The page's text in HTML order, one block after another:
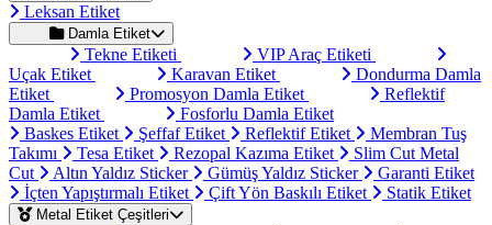
Leksan Etiket
Damla Etiket
Tekne Etiketi
VIP Araç Etiketi
Uçak Etiket
Karavan Etiket
Dondurma Damla
Etiket
Promosyon Damla Etiket
Reflektif
Damla Etiket
Fosforlu Damla Etiket
Baskes Etiket
Şeffaf Etiket Reflektif Etiket
Membran Tuş
Takımı
Tesa Etiket Rezopal Kazıma Etiket
Slim Cut Metal
Cut
Altın Yaldız Sticker Gümüş Yaldız Sticker
Garanti Etiket
İçten Yapıştırmalı Etiket
Çift Yön Baskılı Etiket Statik Etiket
Metal Etiket Çeşitleri